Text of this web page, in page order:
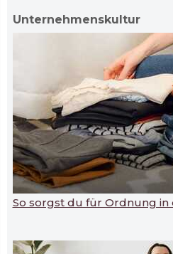
Unternehmenskultur
So sorgst du für Ordnung